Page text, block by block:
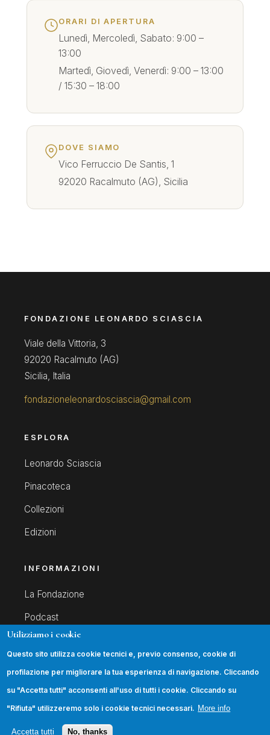
ORARI DI APERTURA
Lunedì, Mercoledì, Sabato: 9:00 –
13:00
Martedì, Giovedì, Venerdì: 9:00 – 13:00
/ 15:30 – 18:00
DOVE SIAMO
Vico Ferruccio De Santis, 1
92020 Racalmuto (AG), Sicilia
FONDAZIONE LEONARDO SCIASCIA
Viale della Vittoria, 3
92020 Racalmuto (AG)
Sicilia, Italia
fondazioneleonardosciascia@gmail.com
ESPLORA
Leonardo Sciascia
Pinacoteca
Collezioni
Edizioni
INFORMAZIONI
La Fondazione
Podcast
Contatti
Utilizziamo i cookie
Questo sito utilizza cookie tecnici e, previo consenso, cookie di
profilazione per migliorare la tua esperienza di navigazione. Cliccando
su "Accetta tutti" acconsenti all'uso di tutti i cookie. Cliccando su
"Rifiuta" utilizzeremo solo i cookie tecnici necessari. More info
Accetta tutti No, thanks